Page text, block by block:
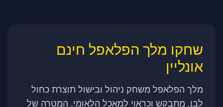
שחקו מלך הפלאפל חינם
אונליין
מלך הפלאפל משחק ניהול ובישול תוצרת כחול
לבן, מתבקש וכראוי למאכל הלאומי. המטרה של